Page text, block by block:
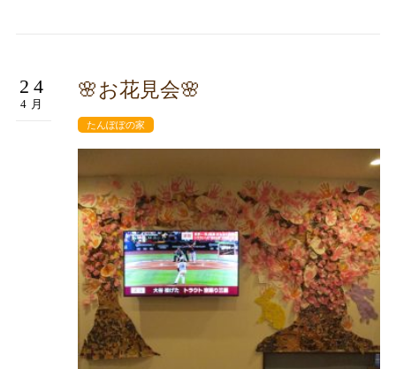
24
4月
🌸お花見会🌸
たんぽぽの家